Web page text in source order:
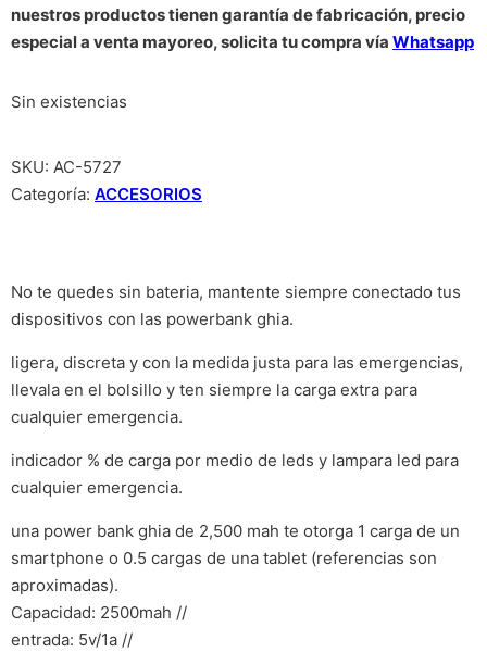
nuestros productos tienen garantía de fabricación, precio
especial a venta mayoreo, solicita tu compra vía Whatsapp
Sin existencias
SKU: AC-5727
Categoría: ACCESORIOS
No te quedes sin bateria, mantente siempre conectado tus
dispositivos con las powerbank ghia.
ligera, discreta y con la medida justa para las emergencias,
llevala en el bolsillo y ten siempre la carga extra para
cualquier emergencia.
indicador % de carga por medio de leds y lampara led para
cualquier emergencia.
una power bank ghia de 2,500 mah te otorga 1 carga de un
smartphone o 0.5 cargas de una tablet (referencias son
aproximadas).
Capacidad: 2500mah //
entrada: 5v/1a //